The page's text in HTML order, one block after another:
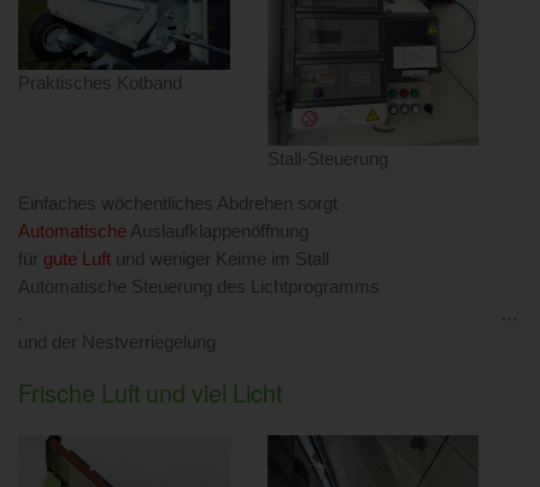
Praktisches Kotband
Stall-Steuerung
Einfaches wöchentliches Abdrehen sorgt
Automatische Auslaufklappenöffnung
für gute Luft und weniger Keime im Stall
Automatische Steuerung des Lichtprogramms
. …
und der Nestverriegelung
Frische Luft und viel Licht